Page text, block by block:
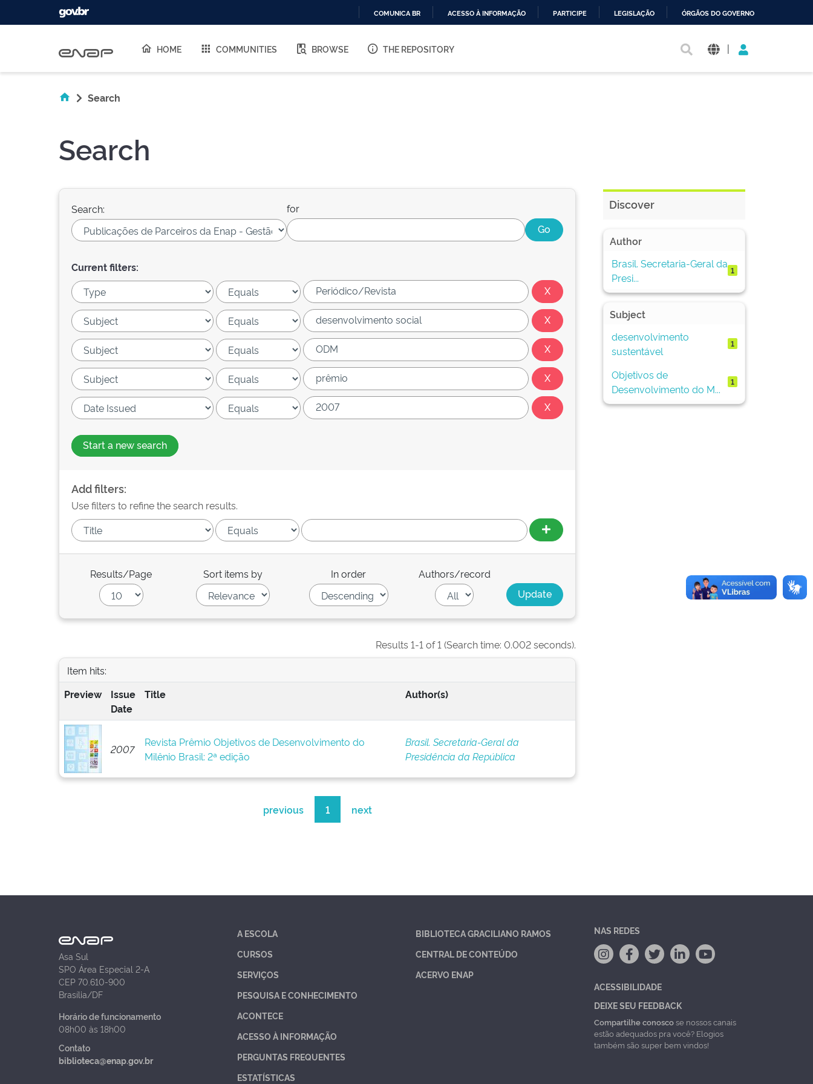
O
COMUNICA BR ACESSO À INFORMAÇÃO PARTICIPE LEGISLAÇÃO ÓRGÃOS DO GOVERNO
HOME COMMUNITIES BROWSE THE REPOSITORY |
Search
Search
Search: for
Current filters:
Start a new search
Add filters:
Use filters to refine the search results.
Results/Page Sort items by In order Authors/record
Results 1-1 of 1 (Search time: 0.002 seconds).
Item hits:
Preview
Issue
Date
Title Author(s)
2007
Revista Prêmio Objetivos de Desenvolvimento do
Milênio Brasil: 2ª edição
Brasil. Secretaria-Geral da
Presidência da República
previous 1 next
Discover
Author
Brasil. Secretaria-Geral da
Presi...
1
Subject
desenvolvimento
sustentável
1
Objetivos de
Desenvolvimento do M...
1
Asa Sul
SPO Área Especial 2-A
CEP 70.610-900
Brasília/DF
Horário de funcionamento
08h00 às 18h00
Contato
biblioteca@enap.gov.br
A ESCOLA
CURSOS
SERVIÇOS
PESQUISA E CONHECIMENTO
ACONTECE
ACESSO À INFORMAÇÃO
PERGUNTAS FREQUENTES
ESTATÍSTICAS
BIBLIOTECA GRACILIANO RAMOS
CENTRAL DE CONTEÚDO
ACERVO ENAP
NAS REDES
ACESSIBILIDADE
DEIXE SEU FEEDBACK
Compartilhe conoscose nossos canais
estão adequados pra você? Elogios
também são super bem vindos!